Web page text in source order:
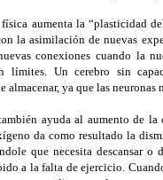
aumenta la “plasticidad
la asimilación de nuevas
conexiones cuando la
límites. Un cerebro sin
almacenar, ya que las neuronas
ayuda al aumento de
da como resultado la
que necesita descansar o
a la falta de ejercicio.